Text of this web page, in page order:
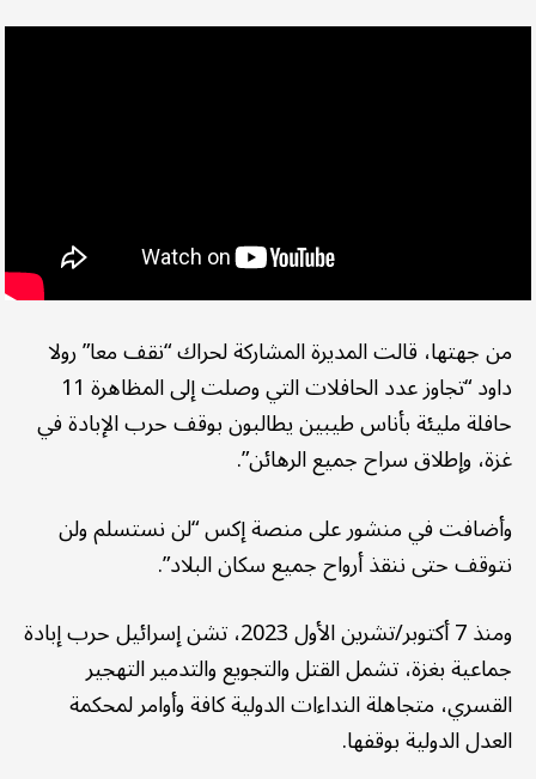
من جهتها، قالت المديرة المشاركة لحراك “نقف معا” رولا
داود “تجاوز عدد الحافلات التي وصلت إلى المظاهرة 11
حافلة مليئة بأناس طيبين يطالبون بوقف حرب الإبادة في
غزة، وإطلاق سراح جميع الرهائن”.
وأضافت في منشور على منصة إكس “لن نستسلم ولن
نتوقف حتى ننقذ أرواح جميع سكان البلاد”.
ومنذ 7 أكتوبر/تشرين الأول 2023، تشن إسرائيل حرب إبادة
جماعية بغزة، تشمل القتل والتجويع والتدمير التهجير
القسري، متجاهلة النداءات الدولية كافة وأوامر لمحكمة
العدل الدولية بوقفها.